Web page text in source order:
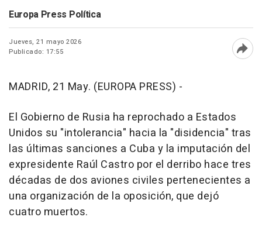
Europa Press Política
Jueves, 21 mayo 2026
Publicado: 17:55
MADRID, 21 May. (EUROPA PRESS) -
El Gobierno de Rusia ha reprochado a Estados
Unidos su "intolerancia" hacia la "disidencia" tras
las últimas sanciones a Cuba y la imputación del
expresidente Raúl Castro por el derribo hace tres
décadas de dos aviones civiles pertenecientes a
una organización de la oposición, que dejó
cuatro muertos.